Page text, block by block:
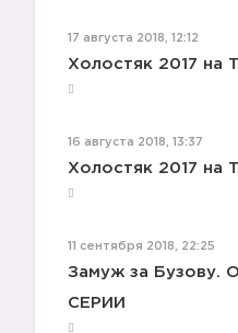
17 августа 2018, 12:12
Холостяк 2017 на
16 августа 2018, 13:37
Холостяк 2017 на
11 сентября 2018, 22:25
Замуж за Бузову.
СЕРИИ